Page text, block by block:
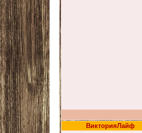
ВикторияЛайф